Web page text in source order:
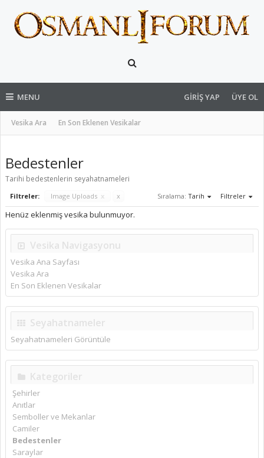
MENU
Vesika Ara En Son Eklenen Vesikalar
GIRIŞ YAP ÜYE OL
Bedestenler
Tarihi bedestenlerin seyahatnameleri
Filtreler: Image Uploads x x Sıralama: Tarih Filtreler
Henüz eklenmiş vesika bulunmuyor.
Vesika Navigasyonu
Vesika Ana Sayfası
Vesika Ara
En Son Eklenen Vesikalar
Seyahatnameler
Seyahatnameleri Görüntüle
Kategoriler
Şehirler
Anıtlar
Semboller ve Mekanlar
Camiler
Bedestenler
Saraylar